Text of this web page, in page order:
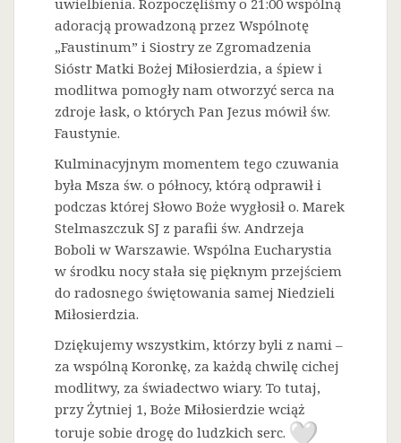
uwielbienia. Rozpoczęliśmy o 21:00 wspólną
adoracją prowadzoną przez Wspólnotę
„Faustinum” i Siostry ze Zgromadzenia
Sióstr Matki Bożej Miłosierdzia, a śpiew i
modlitwa pomogły nam otworzyć serca na
zdroje łask, o których Pan Jezus mówił św.
Faustynie.
Kulminacyjnym momentem tego czuwania
była Msza św. o północy, którą odprawił i
podczas której Słowo Boże wygłosił o. Marek
Stelmaszczuk SJ z parafii św. Andrzeja
Boboli w Warszawie. Wspólna Eucharystia
w środku nocy stała się pięknym przejściem
do radosnego świętowania samej Niedzieli
Miłosierdzia.
Dziękujemy wszystkim, którzy byli z nami –
za wspólną Koronkę, za każdą chwilę cichej
modlitwy, za świadectwo wiary. To tutaj,
przy Żytniej 1, Boże Miłosierdzie wciąż
toruje sobie drogę do ludzkich serc.